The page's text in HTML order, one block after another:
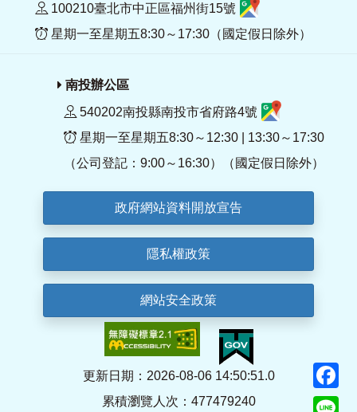
100210臺北市中正區福州街15號
星期一至星期五8:30～17:30（國定假日除外）
南投辦公區
540202南投縣南投市省府路4號
星期一至星期五8:30～12:30 | 13:30～17:30
（公司登記：9:00～16:30）（國定假日除外）
政府網站資料開放宣告
隱私權政策
網站安全政策
更新日期：2026-08-06 14:50:51.0
累積瀏覽人次：477479240